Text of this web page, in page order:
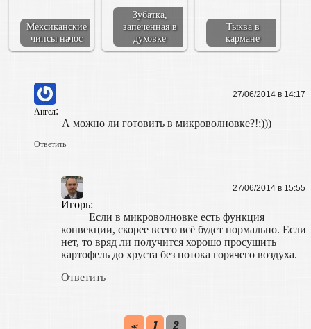
Мексиканские
чипсы начос
Зубатка,
запеченная в
духовке
Тыква в
кармане
Ангел:
27/06/2014 в 14:17
А можно ли готовить в микроволновке?!;)))
Ответить
Игорь:
27/06/2014 в 15:55
Если в микроволновке есть функция
конвекции, скорее всего всё будет нормально. Если
нет, то вряд ли получится хорошо просушить
картофель до хруста без потока горячего воздуха.
Ответить
« 1 2